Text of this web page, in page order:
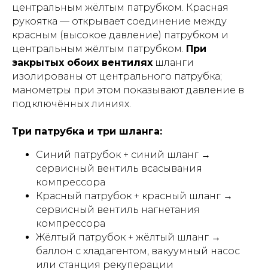
центральным жёлтым патрубком. Красная
рукоятка — открывает соединение между
красным (высокое давление) патрубком и
центральным жёлтым патрубком. При
закрытых обоих вентилях шланги
изолированы от центрального патрубка;
манометры при этом показывают давление в
подключённых линиях.
Три патрубка и три шланга:
Синий патрубок + синий шланг →
сервисный вентиль всасывания
компрессора
Красный патрубок + красный шланг →
сервисный вентиль нагнетания
компрессора
Жёлтый патрубок + жёлтый шланг →
баллон с хладагентом, вакуумный насос
или станция рекуперации